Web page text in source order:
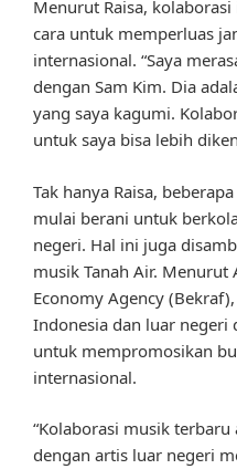
Menurut Raisa,
cara untuk memperluas
internasional. “Saya
dengan Sam Kim. Dia
yang saya kagumi.
untuk saya bisa lebih
Tak hanya Raisa,
mulai berani untuk
negeri. Hal ini juga
musik Tanah Air. Menurut
Economy Agency
Indonesia dan luar negeri
untuk mempromosikan
internasional.
“Kolaborasi musik
dengan artis luar negeri